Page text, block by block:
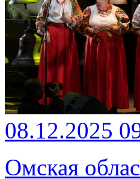
08.12.2025
Омская